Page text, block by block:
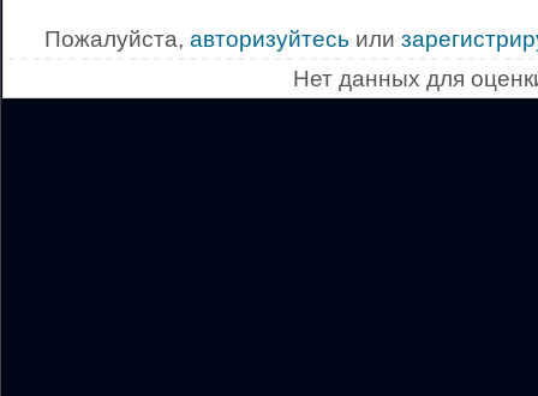
Пожалуйста, авторизуйтесь или
Нет данных для